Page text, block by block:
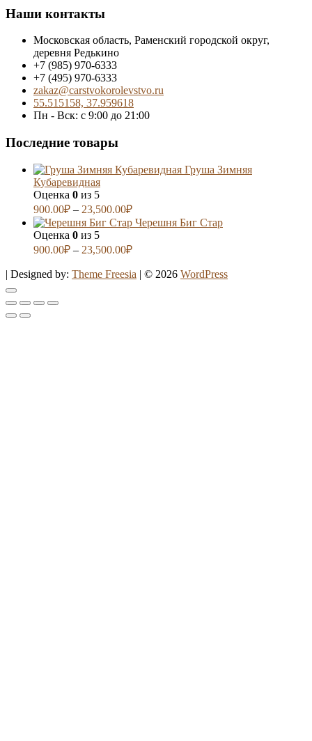
Наши контакты
Московская область, Раменский городской округ,
деревня Редькино
+7 (985) 970-6333
+7 (495) 970-6333
zakaz@carstvokorolevstvo.ru
55.515158, 37.959618
Пн - Вск: с 9:00 до 21:00
Последние товары
Груша Зимняя
Кубаревидная
Оценка 0 из 5
900.00₽ – 23,500.00₽
Черешня Биг Стар
Оценка 0 из 5
900.00₽ – 23,500.00₽
| Designed by: Theme Freesia | © 2026 WordPress
Go
to
top